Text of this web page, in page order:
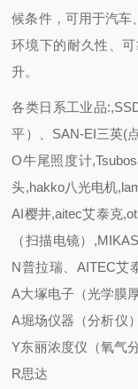
候条件，可用于汽车
环境下的耐久性、
升。
各类日系工业品
平）、SAN-EI三英(
O牛尾照度计
头,hakko八光电机
AI樱井,aitec艾泰克
（扫描电镜）
N普拉瑞、AITEC艾
A大塚电子（光学膜
A堀场仪器（分析仪
Y东丽浓度仪（氧气
R思达